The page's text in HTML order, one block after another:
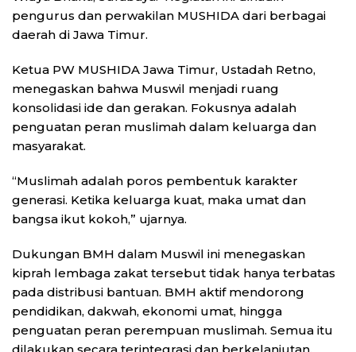
pengurus dan perwakilan MUSHIDA dari berbagai
daerah di Jawa Timur.
Ketua PW MUSHIDA Jawa Timur, Ustadah Retno,
menegaskan bahwa Muswil menjadi ruang
konsolidasi ide dan gerakan. Fokusnya adalah
penguatan peran muslimah dalam keluarga dan
masyarakat.
“Muslimah adalah poros pembentuk karakter
generasi. Ketika keluarga kuat, maka umat dan
bangsa ikut kokoh,” ujarnya.
Dukungan BMH dalam Muswil ini menegaskan
kiprah lembaga zakat tersebut tidak hanya terbatas
pada distribusi bantuan. BMH aktif mendorong
pendidikan, dakwah, ekonomi umat, hingga
penguatan peran perempuan muslimah. Semua itu